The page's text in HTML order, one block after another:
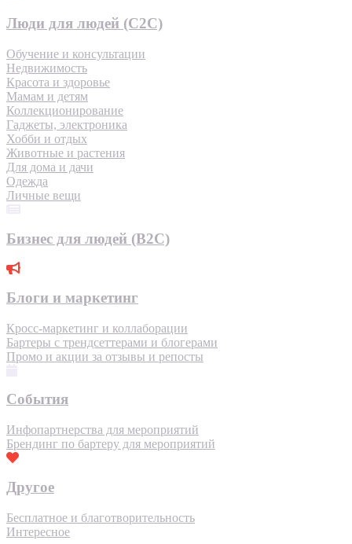
Люди для людей (С2С)
Обучение и консультации
Недвижимость
Красота и здоровье
Мамам и детям
Коллекционирование
Гаджеты, электроника
Хобби и отдых
Животные и растения
Для дома и дачи
Одежда
Личные вещи
Бизнес для людей (B2C)
Блоги и маркетинг
Кросс-маркетинг и коллаборации
Бартеры с трендсеттерами и блогерами
Промо и акции за отзывы и репосты
События
Инфопартнерства для мероприятий
Брендинг по бартеру для мероприятий
Другое
Бесплатное и благотворительность
Интересное